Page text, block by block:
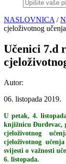
NASLOVNICA /
cjeloživotnog učenja
Učenici 7.d
Autor:
06. listopada 2019.
U petak, 4.
knjižnicu Đurđevac,
cjeloživotnog
cjeloživotnog
svijesti o važnosti
6. listopada.